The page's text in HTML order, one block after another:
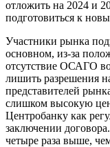
отложить на 2024 и
подготовиться к
Участники рынка
основном, из-за
отсутствие ОСАГО
лишить разрешения
представителей
слишком высокую
Центробанку как
заключении
четыре раза выше,